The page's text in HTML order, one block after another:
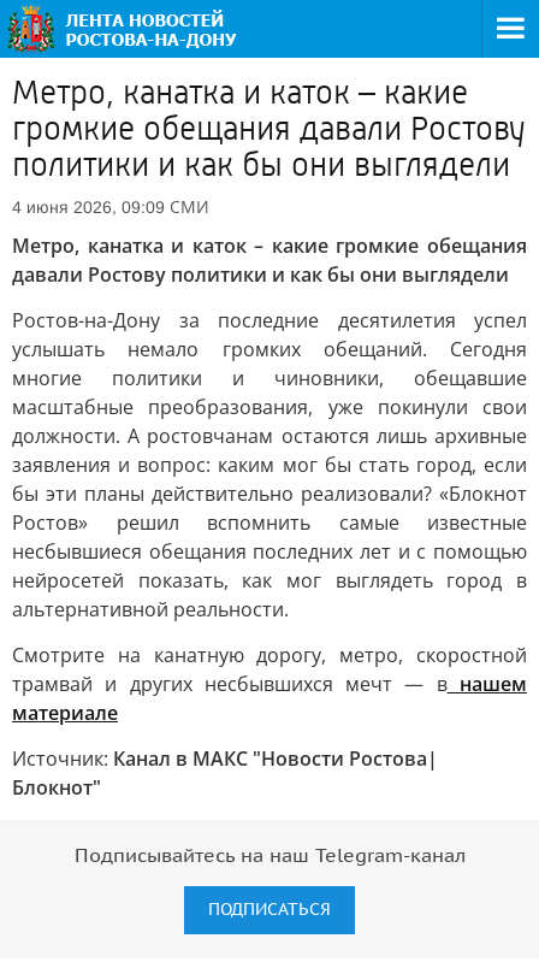
Метро, канатка и каток – какие
громкие обещания давали Ростову
политики и как бы они выглядели
4 июня 2026, 09:09 СМИ
Метро, канатка и каток – какие громкие обещания
давали Ростову политики и как бы они выглядели
Ростов-на-Дону за последние десятилетия успел
услышать немало громких обещаний. Сегодня
многие политики и чиновники, обещавшие
масштабные преобразования, уже покинули свои
должности. А ростовчанам остаются лишь архивные
заявления и вопрос: каким мог бы стать город, если
бы эти планы действительно реализовали? «Блокнот
Ростов» решил вспомнить самые известные
несбывшиеся обещания последних лет и с помощью
нейросетей показать, как мог выглядеть город в
альтернативной реальности.
Смотрите на канатную дорогу, метро, скоростной
трамвай и других несбывшихся мечт — внашем
материале
Источник: Канал в МАКС "Новости Ростова|
Блокнот"
Подписывайтесь на наш Telegram-канал
ПОДПИСАТЬСЯ